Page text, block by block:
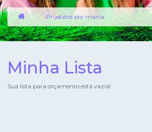
Produtos por marca
Minha Lista
Sua lista para orçamento está vazia!